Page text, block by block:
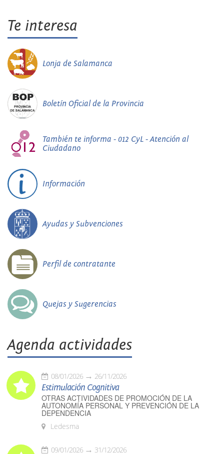
Te interesa
Lonja de Salamanca
Boletín Oficial de la Provincia
También te informa - 012 CyL - Atención al
Ciudadano
Información
Ayudas y Subvenciones
Perfil de contratante
Quejas y Sugerencias
Agenda actividades
08/01/2026 26/11/2026
Estimulación Cognitiva
OTRAS ACTIVIDADES DE PROMOCIÓN DE LA
AUTONOMÍA PERSONAL Y PREVENCIÓN DE LA
DEPENDENCIA
Ledesma
09/01/2026 31/12/2026